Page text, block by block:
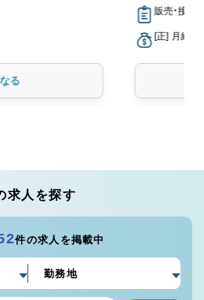
る
販売・接客
[正] 月給
求人を探す
件の求人を掲載中